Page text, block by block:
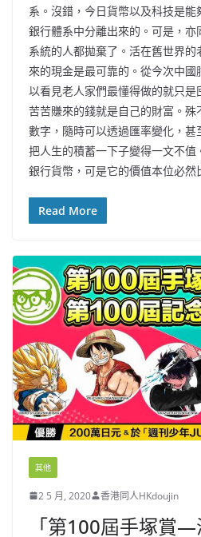
系。沒錯，今日貨幣以及科技是
銀行體系中分離出來的。可是，
系統的人都拋棄了。活在舊世界
來的現金是最可靠的。從今次中
以看見老人家們最懂得做的就只
苦苦賺來的錢就是自己的財富。
數字，隨時可以透過匯率變化，
把人生的積蓄一下子變得一文不
銀行貨幣，可是它的價值本位必然
Read More
其他
2 5 月, 2020 香港同人HKdoujin
「第100屆手塚賞